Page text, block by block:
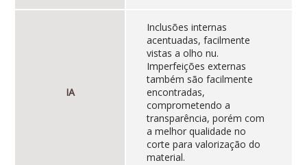
IA
Inclusões internas
acentuadas, facilmente
vistas a olho nu.
Imperfeições externas
também são facilmente
encontradas,
comprometendo a
transparência, porém com
a melhor qualidade no
corte para valorização do
material.